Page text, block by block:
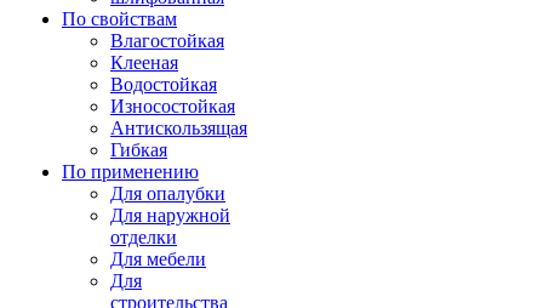
По свойствам
Влагостойкая
Клееная
Водостойкая
Износостойкая
Антискользящая
Гибкая
По применению
Для опалубки
Для наружной
отделки
Для мебели
Для
строительства